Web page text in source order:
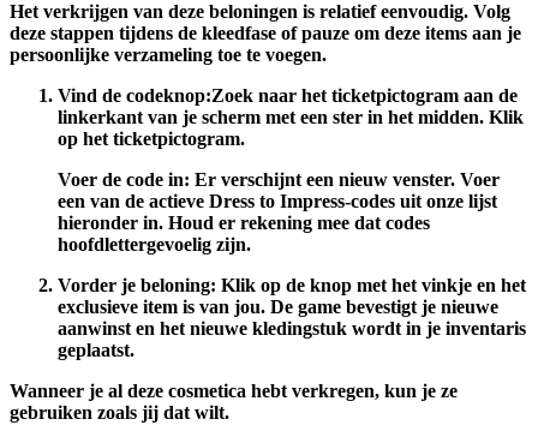
Het verkrijgen van deze beloningen is relatief eenvoudig. Volg
deze stappen tijdens de kleedfase of pauze om deze items aan je
persoonlijke verzameling toe te voegen.
Vind de codeknop:Zoek naar het ticketpictogram aan de
linkerkant van je scherm met een ster in het midden. Klik
op het ticketpictogram.
Voer de code in: Er verschijnt een nieuw venster. Voer
een van de actieve Dress to Impress-codes uit onze lijst
hieronder in. Houd er rekening mee dat codes
hoofdlettergevoelig zijn.
Vorder je beloning: Klik op de knop met het vinkje en het
exclusieve item is van jou. De game bevestigt je nieuwe
aanwinst en het nieuwe kledingstuk wordt in je inventaris
geplaatst.
Wanneer je al deze cosmetica hebt verkregen, kun je ze
gebruiken zoals jij dat wilt.